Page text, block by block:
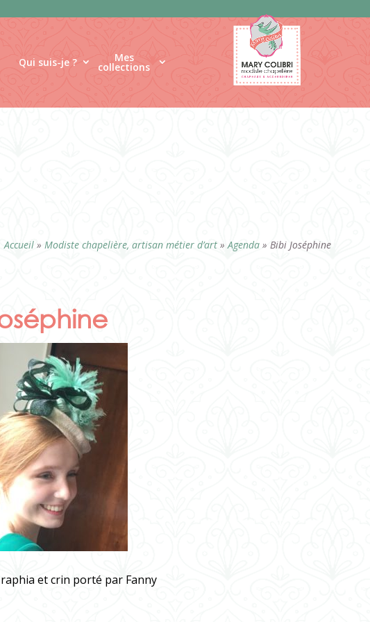
Qui suis-je ? Mes
collections
Accueil» Modiste chapelière, artisan métier d’art»Agenda» Bibi Joséphine
et crin porté par Fanny